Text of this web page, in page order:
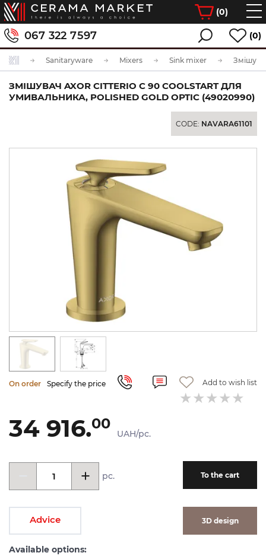
(0)
067 322 7597 (0)
Sanitaryware Mixers Sink mixer
ЗМІШУВАЧ AXOR CITTERIO C 90 COOLSTART ДЛЯ
УМИВАЛЬНИКА, POLISHED GOLD OPTIC (49020990)
CODE: NAVARA61101
On order Specify the price Add to wish list
34 916.00
UAH/pc.
pc. To the cart
Advice 3D design
Available options: